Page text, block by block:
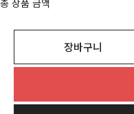
총 상품 금액
장바구니